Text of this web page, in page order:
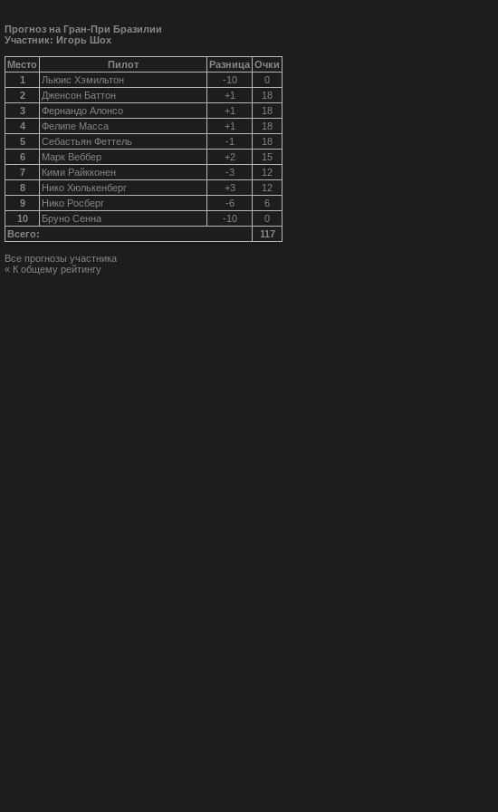
Прогноз на Гран-При Бразилии
Участник: Игорь Шох
Место Пилот Разница Очки
1
Льюис Хэмильтон -10
0
2
Дженсон Баттон +1
18
3
Фернандо Алонсо +1
18
4
Фелипе Масса +1
18
5
Себастьян Феттель -1
18
6
Марк Веббер +2
15
7
Кими Райкконен -3
12
8
Нико Хюлькенберг +3
12
9
Нико Росберг -6
6
10
Бруно Сенна -10
0
Всего:
117
Все прогнозы участника
« К общему рейтингу